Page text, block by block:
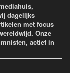
dagelijks
met focus
Onze
actief in